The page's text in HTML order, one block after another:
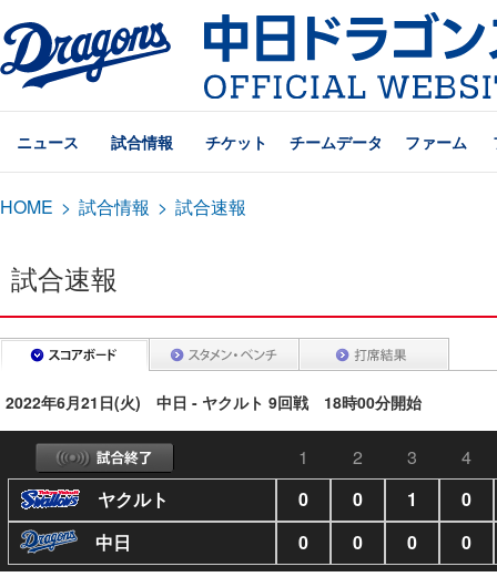
ニュース 試合情報 チケット チームデータ ファーム
HOME > 試合情報 > 試合速報
試合速報
2022年6月21日(火) 中日 - ヤクルト 9回戦 18時00分開始
1 2 3
4
ヤクルト
0 0 1
0
中日
0 0 0 0